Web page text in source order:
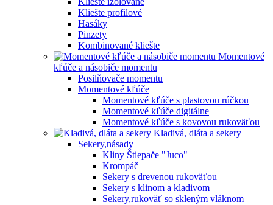
Kliešte profilové
Hasáky
Pinzety
Kombinované kliešte
Momentové
kľúče a násobiče momentu
Posilňovače momentu
Momentové kľúče
Momentové kľúče s plastovou rúčkou
Momentové kľúče digitálne
Momentové kľúče s kovovou rukoväťou
Kladivá, dláta a sekery
Sekery,násady
Kliny Štiepače "Juco"
Krompáč
Sekery s drevenou rukoväťou
Sekery s klinom a kladivom
Sekery,rukoväť so skleným vláknom